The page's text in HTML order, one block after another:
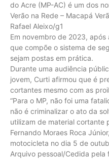
do Acre (MP-AC) é um dos
Verão na Rede – Macapá
Rafael Aleixo/g1
Em novembro de 2023,
que compõe o sistema de
sejam postas em prática.
Durante uma audiência
jovem, Curti afirmou que é
cortantes mesmo com as
“Para o MP, não foi uma
não é criminalizar o ato da
utilizam de material cortante
Fernando Moraes Roca
motocicleta no dia 5 de
Arquivo pessoal/Cedida pela